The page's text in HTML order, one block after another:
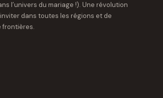
l’univers du mariage !). Une révolution
dans toutes les régions et de
frontières.